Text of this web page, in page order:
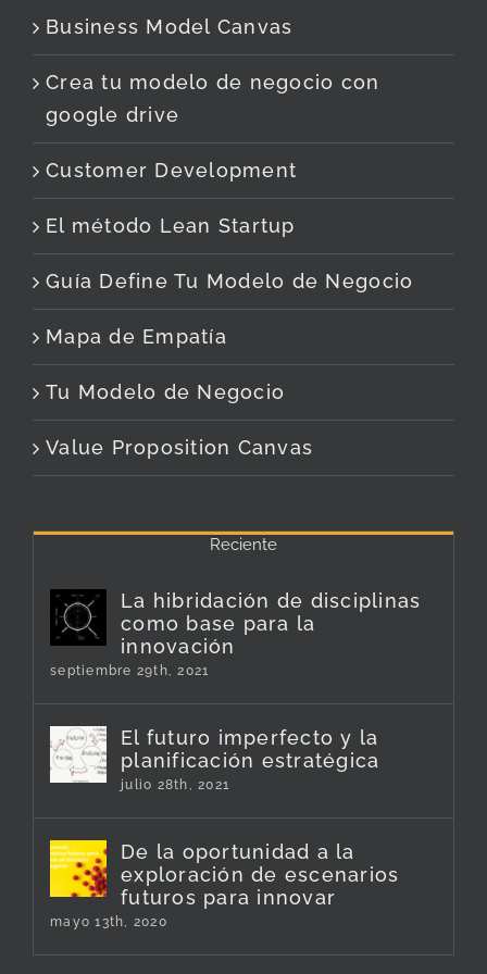
Business Model Canvas
Crea tu modelo de negocio con
google drive
Customer Development
El método Lean Startup
Guía Define Tu Modelo de Negocio
Mapa de Empatía
Tu Modelo de Negocio
Value Proposition Canvas
Reciente
La hibridación de disciplinas
como base para la
innovación
septiembre 29th, 2021
El futuro imperfecto y la
planificación estratégica
julio 28th, 2021
De la oportunidad a la
exploración de escenarios
futuros para innovar
mayo 13th, 2020